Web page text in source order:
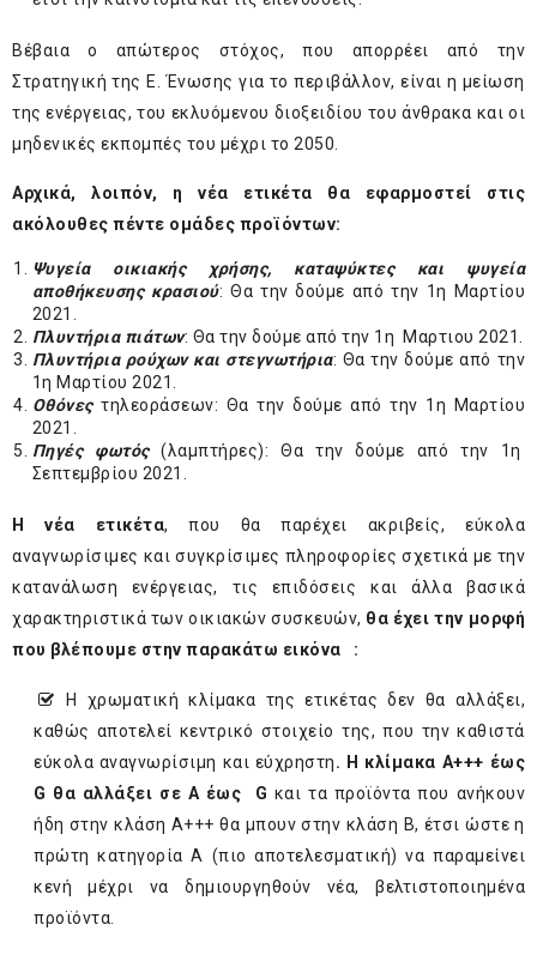
Βέβαια ο απώτερος στόχος, που απορρέει από την
Στρατηγική της Ε. Ένωσης για το περιβάλλον, είναι η μείωση
της ενέργειας, του εκλυόμενου διοξειδίου του άνθρακα και οι
μηδενικές εκπομπές του μέχρι το 2050.
Αρχικά, λοιπόν, η νέα ετικέτα θα εφαρμοστεί στις
ακόλουθες πέντε ομάδες προϊόντων:
Ψυγεία οικιακής χρήσης, καταψύκτες και ψυγεία
αποθήκευσης κρασιού: Θα την δούμε από την 1η
Μαρτίου
2021.
Πλυντήρια πιάτων: Θα την δούμε από την 1 η Μαρτιου 2021.
Πλυντήρια ρούχων και στεγνωτήρια: Θα την δούμε από την
1η Μαρτίου 2021.
Οθόνεςτηλεοράσεων: Θα την δούμε από την 1 η Μαρτίου
2021.
Πηγές φωτός(λαμπτήρες): Θα την δούμε από την 1η
Σεπτεμβρίου 2021.
Η νέα ετικέτα, που θα παρέχει ακριβείς, εύκολα
αναγνωρίσιμες και συγκρίσιμες πληροφορίες σχετικά με την
κατανάλωση ενέργειας, τις επιδόσεις και άλλα βασικά
χαρακτηριστικά των οικιακών συσκευών, θα έχει την μορφή
που βλέπουμε στην παρακάτω εικόνα :
Η χρωματική κλίμακα της ετικέτας δεν θα αλλάξει,
καθώς αποτελεί κεντρικό στοιχείο της, που την καθιστά
εύκολα αναγνωρίσιμη και εύχρηστη. Η κλίμακα Α+++ έως
G θα αλλάξει σε A έως G και τα προϊόντα που ανήκουν
ήδη στην κλάση Α+++ θα μπουν στην κλάση Β, έτσι ώστε η
πρώτη κατηγορία Α (πιο αποτελεσματική) να παραμείνει
κενή μέχρι να δημιουργηθούν νέα, βελτιστοποιημένα
προϊόντα.